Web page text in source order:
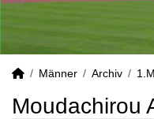
Männer Archiv
Moudachirou